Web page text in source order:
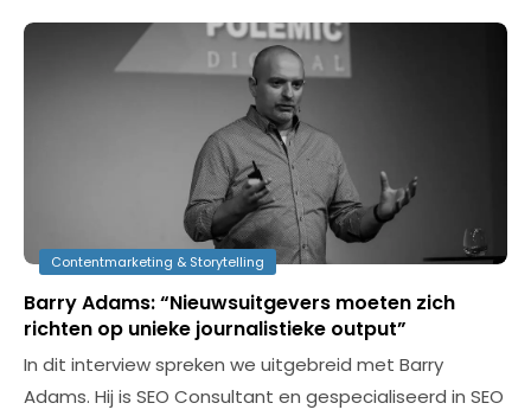
Contentmarketing & Storytelling
Barry Adams: “Nieuwsuitgevers moeten zich
richten op unieke journalistieke output”
In dit interview spreken we uitgebreid met Barry
Adams. Hij is SEO Consultant en gespecialiseerd in SEO